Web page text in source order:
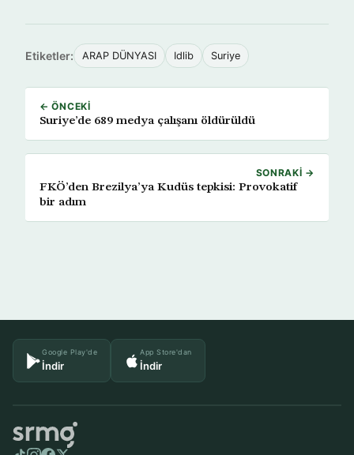
Etiketler: ARAP DÜNYASI Idlib Suriye
← ÖNCEKI
Suriye’de 689 medya çalışanı öldürüldü
SONRAKI →
FKÖ’den Brezilya’ya Kudüs tepkisi: Provokatif
bir adım
Google Play'de
İndir
App Store'dan
İndir